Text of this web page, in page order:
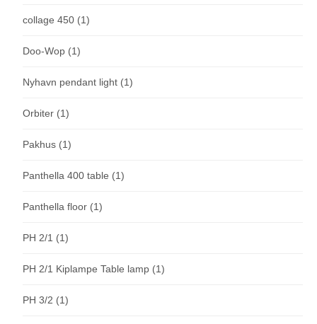
collage 450 (1)
Doo-Wop (1)
Nyhavn pendant light (1)
Orbiter (1)
Pakhus (1)
Panthella 400 table (1)
Panthella floor (1)
PH 2/1 (1)
PH 2/1 Kiplampe Table lamp (1)
PH 3/2 (1)